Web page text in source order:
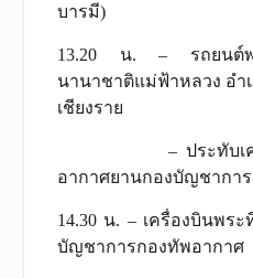
บารมี)
13.20 น. – รถยนต์พร
นานาชาติแม่ฟ้าหลวง อำ
เชียงราย
– ประทับเครื่อง
อากาศยานกองบัญชากา
14.30 น. – เครื่องบินพร
บัญชาการกองทัพอากาศ